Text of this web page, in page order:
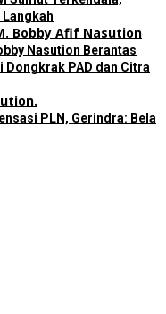
Nasution Berantas
Dongkrak PAD dan Citra
PLN, Gerindra: Bela